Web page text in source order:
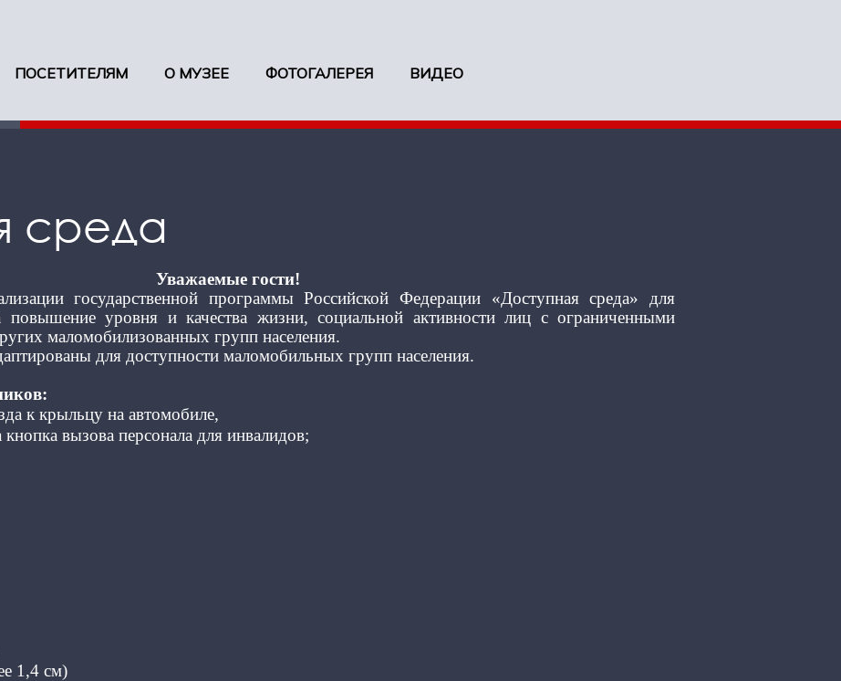
ПОСЕТИТЕЛЯМ О МУЗЕЕ ФОТОГАЛЕРЕЯ ВИДЕО
среда
Уважаемые гости!
государственной программы Российской Федерации «Доступная среда» для
повышение уровня и качества жизни, социальной активности лиц с ограниченными
маломобилизованных групп населения.
для доступности маломобильных групп населения.
к крыльцу на автомобиле,
кнопка вызова персонала для инвалидов;
1,4 см)